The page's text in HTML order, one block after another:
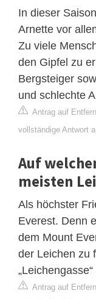
In dieser
Arnette vor
Zu viele
den Gipfel zu
Bergsteiger
und schlechte
Antrag auf
vollständige Antwort
Auf
meisten
Als höchster
Everest. Denn
dem Mount
der Leichen zu
Antrag auf